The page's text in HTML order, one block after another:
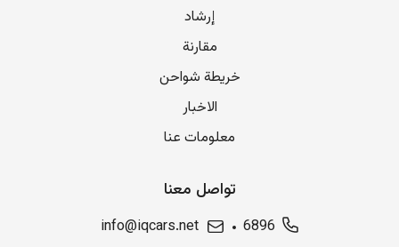
إرشاد
مقارنة
خريطة شواحن
الاخبار
معلومات عنا
تواصل معنا
6896
info@iqcars.net